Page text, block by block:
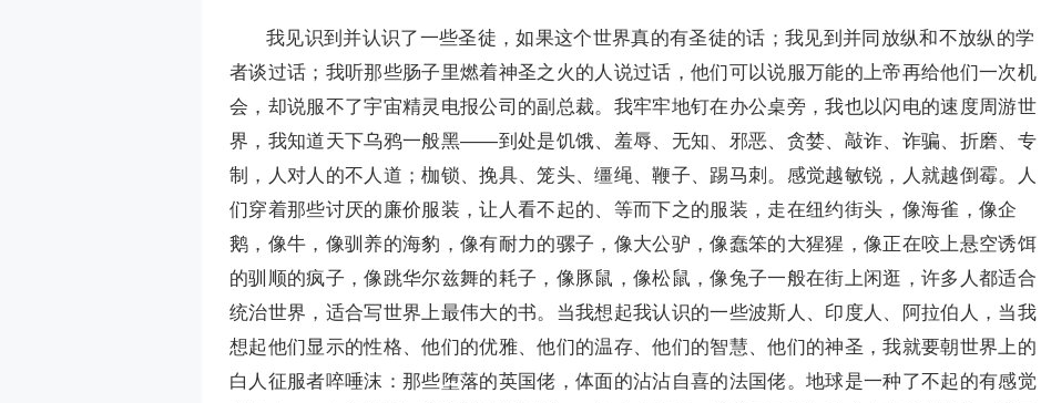
我见识到并认识了一些圣徒，如果这个世界真的有圣徒的话；我见到并同放纵和不放纵的学
者谈过话；我听那些肠子里燃着神圣之火的人说过话，他们可以说服万能的上帝再给他们一次机
会，却说服不了宇宙精灵电报公司的副总裁。我牢牢地钉在办公桌旁，我也以闪电的速度周游世
界，我知道天下乌鸦一般黑——到处是饥饿、羞辱、无知、邪恶、贪婪、敲诈、诈骗、折磨、专
制，人对人的不人道；枷锁、挽具、笼头、缰绳、鞭子、踢马刺。感觉越敏锐，人就越倒霉。人
们穿着那些讨厌的廉价服装，让人看不起的、等而下之的服装，走在纽约街头，像海雀，像企
鹅，像牛，像驯养的海豹，像有耐力的骡子，像大公驴，像蠢笨的大猩猩，像正在咬上悬空诱饵
的驯顺的疯子，像跳华尔兹舞的耗子，像豚鼠，像松鼠，像兔子一般在街上闲逛，许多人都适合
统治世界，适合写世界上最伟大的书。当我想起我认识的一些波斯人、印度人、阿拉伯人，当我
想起他们显示的性格、他们的优雅、他们的温存、他们的智慧、他们的神圣，我就要朝世界上的
白人征服者啐唾沫：那些堕落的英国佬，体面的沾沾自喜的法国佬。地球是一种了不起的有感觉